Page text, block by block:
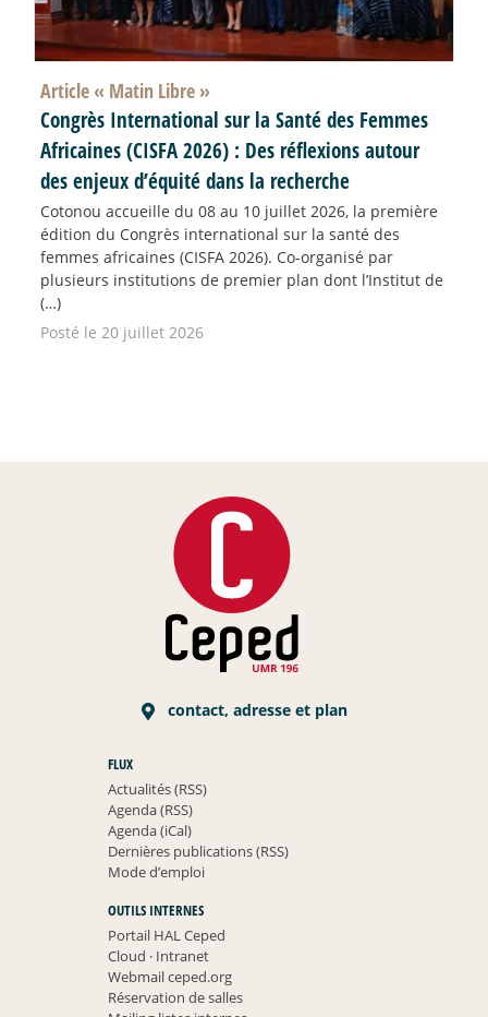
Article « Matin Libre »
Congrès International sur la Santé des Femmes
Africaines (CISFA 2026) : Des réflexions autour
des enjeux d’équité dans la recherche
Cotonou accueille du 08 au 10 juillet 2026, la première
édition du Congrès international sur la santé des
femmes africaines (CISFA 2026). Co-organisé par
plusieurs institutions de premier plan dont l’Institut de
(…)
Posté le 20 juillet 2026
contact, adresse et plan
FLUX
Actualités (RSS)
Agenda (RSS)
Agenda (iCal)
Dernières publications (RSS)
Mode d’emploi
OUTILS INTERNES
Portail HAL Ceped
Cloud ·Intranet
Webmail ceped.org
Réservation de salles